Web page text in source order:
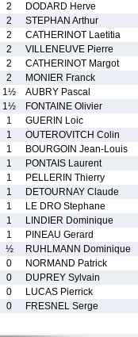
2 DODARD Herve
2 STEPHAN Arthur
2 CATHERINOT Laetitia
2 VILLENEUVE Pierre
2 CATHERINOT Margot
2 MONIER Franck
1½ AUBRY Pascal
1½ FONTAINE Olivier
1 GUERIN Loic
1 OUTEROVITCH Colin
1 BOURGOIN Jean-Louis
1 PONTAIS Laurent
1 PELLERIN Thierry
1 DETOURNAY Claude
1 LE DRO Stephane
1 LINDIER Dominique
1 PINEAU Gerard
½ RUHLMANN Dominique
0 NORMAND Patrick
0 DUPREY Sylvain
0 LUCAS Pierrick
0 FRESNEL Serge